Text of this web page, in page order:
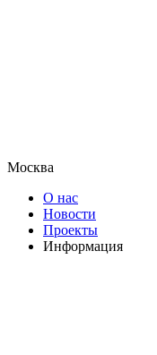
Москва
О нас
Новости
Проекты
Информация